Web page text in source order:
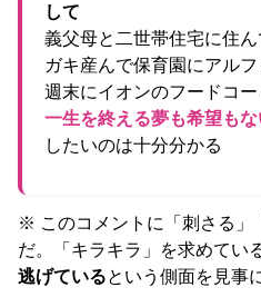
して
義父母と二世帯住宅に住ん
ガキ産んで保育園にアル
週末にイオンのフードコ
一生を終える夢も希望も
したいのは十分分かる
※ このコメントに「刺さる」
だ。「キラキラ」を求めてい
逃げているという側面を見事